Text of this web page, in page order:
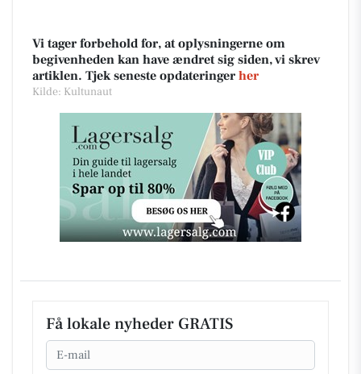
Vi tager forbehold for, at oplysningerne om
begivenheden kan have ændret sig siden, vi skrev
artiklen. Tjek seneste opdateringer her
Kilde: Kultunaut
Få lokale nyheder GRATIS
Email